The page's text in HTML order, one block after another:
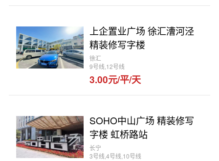
上企置业广场 徐汇漕河泾
精装修写字楼
徐汇
9号线,12号线
3.00元/平/天
SOHO中山广场 精装修写
字楼 虹桥路站
长宁
3号线,4号线,10号线